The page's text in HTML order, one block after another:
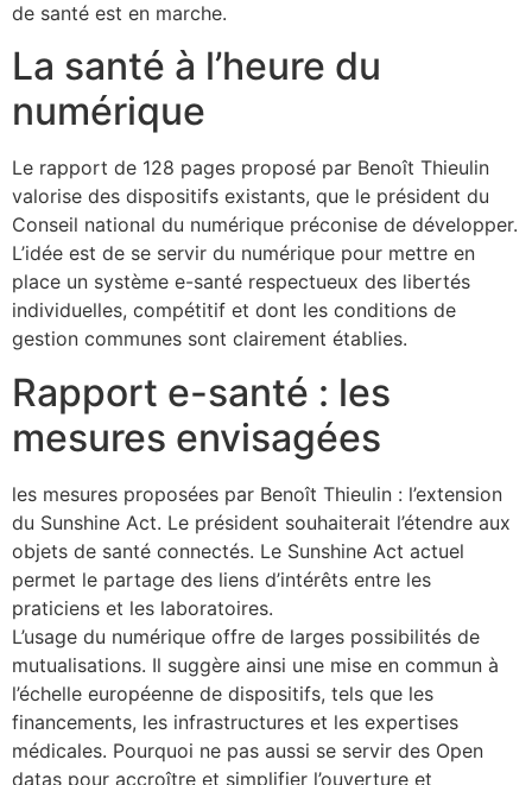
de santé est en marche.
La santé à l’heure du
numérique
Le rapport de 128 pages proposé par Benoît Thieulin
valorise des dispositifs existants, que le président du
Conseil national du numérique préconise de développer.
L’idée est de se servir du numérique pour mettre en
place un système e-santé respectueux des libertés
individuelles, compétitif et dont les conditions de
gestion communes sont clairement établies.
Rapport e-santé : les
mesures envisagées
les mesures proposées par Benoît Thieulin : l’extension
du Sunshine Act. Le président souhaiterait l’étendre aux
objets de santé connectés. Le Sunshine Act actuel
permet le partage des liens d’intérêts entre les
praticiens et les laboratoires.
L’usage du numérique offre de larges possibilités de
mutualisations. Il suggère ainsi une mise en commun à
l’échelle européenne de dispositifs, tels que les
financements, les infrastructures et les expertises
médicales. Pourquoi ne pas aussi se servir des Open
datas pour accroître et simplifier l’ouverture et